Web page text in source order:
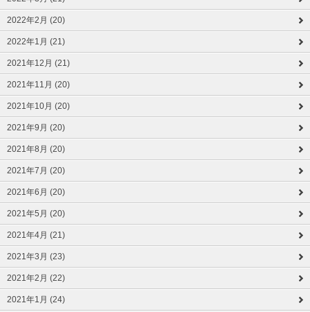
2022年2月 (20)
2022年1月 (21)
2021年12月 (21)
2021年11月 (20)
2021年10月 (20)
2021年9月 (20)
2021年8月 (20)
2021年7月 (20)
2021年6月 (20)
2021年5月 (20)
2021年4月 (21)
2021年3月 (23)
2021年2月 (22)
2021年1月 (24)